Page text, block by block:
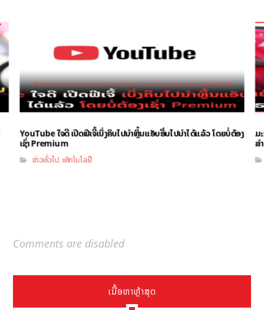
YouTube ໃຈດີ ເປີດຟີເຈີ້ເບິ່ງຄິບໄປນຳຫຼິ້ນແອັບອື່ນໄປນຳໄດ້ແລ້ວ ໂດຍບໍ່ຕ້ອງ
ເຊົ່າ Premium
ຂ່າວທົ່ວໄປ ເທັກໂນໂລຢີ
ມ
ສ
Comments are disabled
ເນື້ອຫາຫຼ້າສຸດ